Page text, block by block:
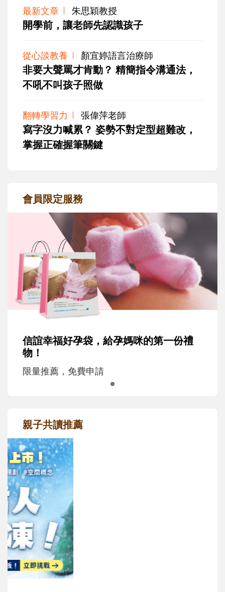
最新文章 朱思穎教授
開學前，讓老師先認識孩子
從心談教養 顏宜婷語言治療師
非要大聲罵才肯動？ 精簡指令溝通法，
不吼不叫孩子照做
翻轉學習力 張偉萍老師
寫字沒力喊累？ 姿勢不對定型超難改，
掌握正確握筆關鍵
會員限定服務
信誼幸福好孕袋，給孕媽咪的第一份禮
物！
限量推薦，免費申請
親子共讀推薦
最新活動